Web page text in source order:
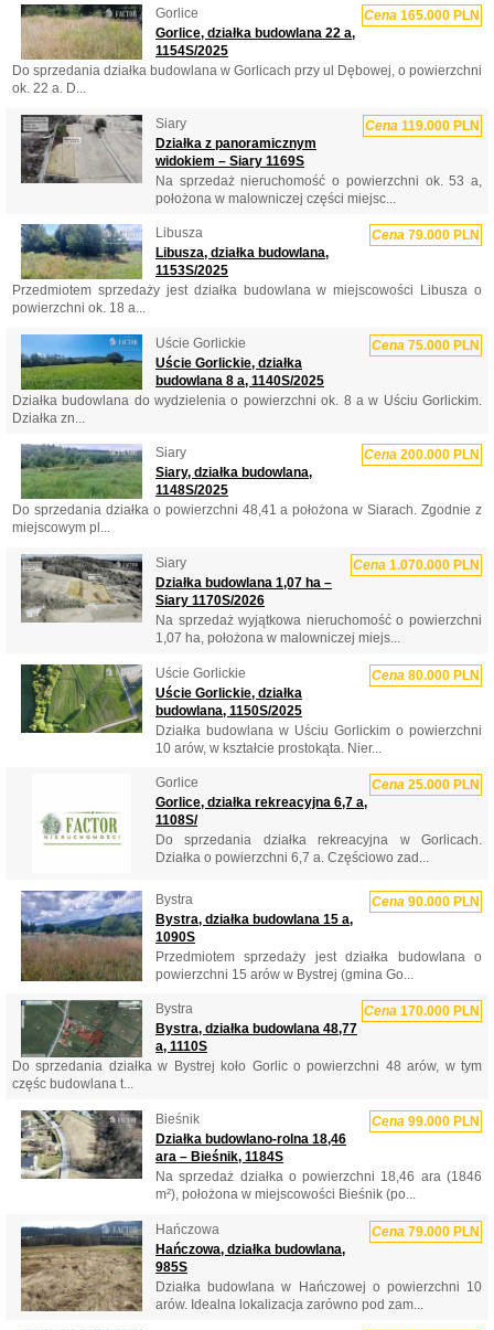
Gorlice Cena 165.000 PLN
Gorlice, działka budowlana 22 a,
1154S/2025
Do sprzedania działka budowlana w Gorlicach przy ul Dębowej, o powierzchni
ok. 22 a. D...
Siary Cena 119.000 PLN
Działka z panoramicznym
widokiem – Siary 1169S
Na sprzedaż nieruchomość o powierzchni ok. 53 a,
położona w malowniczej części miejsc...
Libusza Cena 79.000 PLN
Libusza, działka budowlana,
1153S/2025
Przedmiotem sprzedaży jest działka budowlana w miejscowości Libusza o
powierzchni ok. 18 a...
Uście Gorlickie Cena 75.000 PLN
Uście Gorlickie, działka
budowlana 8 a, 1140S/2025
Działka budowlana do wydzielenia o powierzchni ok. 8 a w Uściu Gorlickim.
Działka zn...
Siary Cena 200.000 PLN
Siary, działka budowlana,
1148S/2025
Do sprzedania działka o powierzchni 48,41 a położona w Siarach. Zgodnie z
miejscowym pl...
Siary Cena 1.070.000 PLN
Działka budowlana 1,07 ha –
Siary 1170S/2026
Na sprzedaż wyjątkowa nieruchomość o powierzchni
1,07 ha, położona w malowniczej miejs...
Uście Gorlickie Cena 80.000 PLN
Uście Gorlickie, działka
budowlana, 1150S/2025
Działka budowlana w Uściu Gorlickim o powierzchni
10 arów, w kształcie prostokąta. Nier...
Gorlice Cena 25.000 PLN
Gorlice, działka rekreacyjna 6,7 a,
1108S/
Do sprzedania działka rekreacyjna w Gorlicach.
Działka o powierzchni 6,7 a. Częściowo zad...
Bystra Cena 90.000 PLN
Bystra, działka budowlana 15 a,
1090S
Przedmiotem sprzedaży jest działka budowlana o
powierzchni 15 arów w Bystrej (gmina Go...
Bystra Cena 170.000 PLN
Bystra, działka budowlana 48,77
a, 1110S
Do sprzedania działka w Bystrej koło Gorlic o powierzchni 48 arów, w tym
częśc budowlana t...
Bieśnik Cena 99.000 PLN
Działka budowlano-rolna 18,46
ara – Bieśnik, 1184S
Na sprzedaż działka o powierzchni 18,46 ara (1846
m²), położona w miejscowości Bieśnik (po...
Hańczowa Cena 79.000 PLN
Hańczowa, działka budowlana,
985S
Działka budowlana w Hańczowej o powierzchni 10
arów. Idealna lokalizacja zarówno pod zam...